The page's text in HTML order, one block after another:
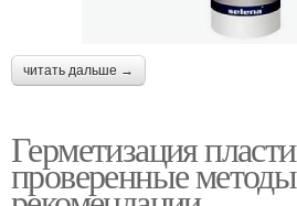
читать дальше →
Герметизация
проверенные